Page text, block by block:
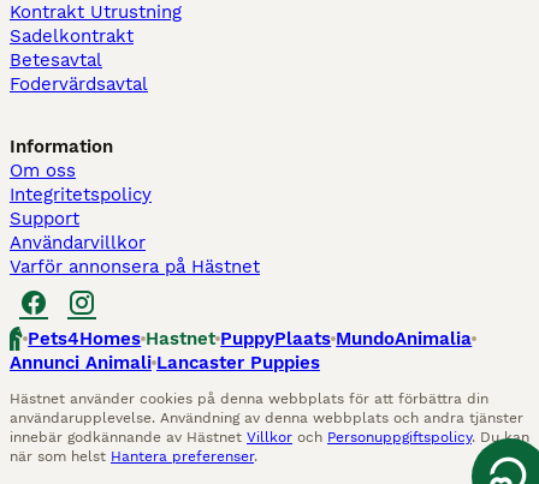
Kontrakt Utrustning
Sadelkontrakt
Betesavtal
Fodervärdsavtal
Information
Om oss
Integritetspolicy
Support
Användarvillkor
Varför annonsera på Hästnet
Pets4Homes Hastnet PuppyPlaats MundoAnimalia
Annunci Animali Lancaster Puppies
Hästnet använder cookies på denna webbplats för att förbättra din
användarupplevelse. Användning av denna webbplats och andra tjänster
innebär godkännande av Hästnet Villkor och Personuppgiftspolicy. Du kan
när som helst Hantera preferenser.